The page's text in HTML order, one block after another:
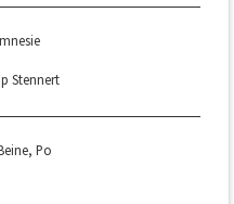
Stennert
Po